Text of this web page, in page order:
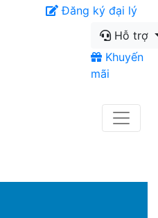
Đăng ký đại lý
Hỗ trợ
Khuyến
mãi